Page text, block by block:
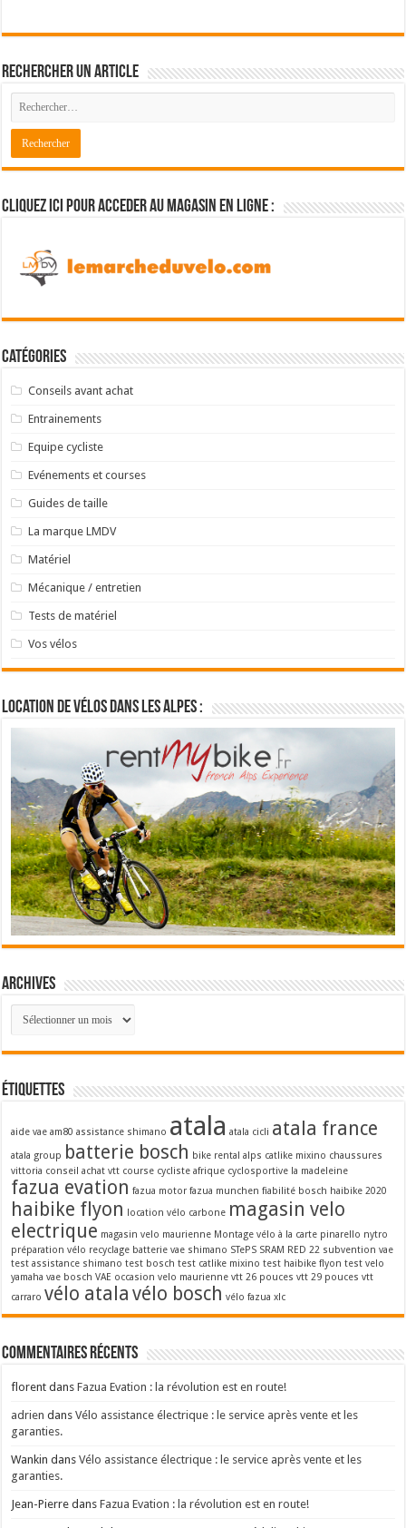
Rechercher un article
Cliquez ici pour acceder au magasin en ligne :
Catégories
Conseils avant achat
Entrainements
Equipe cycliste
Evénements et courses
Guides de taille
La marque LMDV
Matériel
Mécanique / entretien
Tests de matériel
Vos vélos
Location de vélos dans les Alpes :
Archives
Archives
Étiquettes
aide vae am80 assistance shimano atala atala cicli atala france
atala group batterie bosch bike rental alps catlike mixino chaussures
vittoria conseil achat vtt course cycliste afrique cyclosportive la madeleine
fazua evation fazua motor fazua munchen fiabilité bosch haibike 2020
haibike flyon location vélo carbone magasin velo
electrique magasin velo maurienne Montage vélo à la carte pinarello nytro
préparation vélo recyclage batterie vae shimano STePS SRAM RED 22 subvention vae
test assistance shimano test bosch test catlike mixino test haibike flyon test velo
yamaha vae bosch VAE occasion velo maurienne vtt 26 pouces vtt 29 pouces vtt
carraro vélo atala vélo bosch vélo fazua xlc
Commentaires récents
florent dansFazua Evation : la révolution est en route!
adrien dansVélo assistance électrique : le service après vente et les
garanties.
Wankin dansVélo assistance électrique : le service après vente et les
garanties.
Jean-Pierre dansFazua Evation : la révolution est en route!